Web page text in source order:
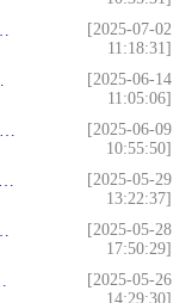
[2025-07-02
11:18:31]
[2025-06-14
11:05:06]
[2025-06-09
10:55:50]
[2025-05-29
13:22:37]
[2025-05-28
17:50:29]
[2025-05-26
14:29:30]